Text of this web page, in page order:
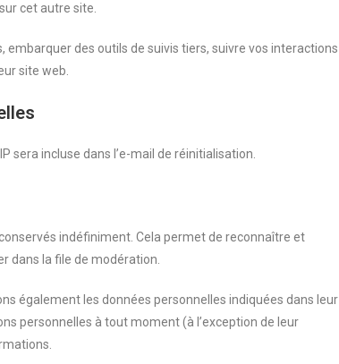
cet autre site.
des outils de suivis tiers, suivre vos interactions
site web.
sera incluse dans l’e-mail de réinitialisation.
indéfiniment. Cela permet de reconnaître et
dans la file de modération.
également les données personnelles indiquées dans leur
personnelles à tout moment (à l’exception de leur